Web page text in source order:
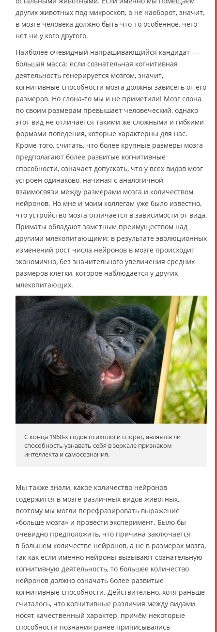
других животных под микроскоп, а не наоборот, значит,
в мозге человека должно быть что-то особенное, чего
нет ни у кого другого.
Наиболее очевидный напрашивающийся кандидат —
большая масса: если сознательная когнитивная
деятельность генерируется мозгом, значит,
когнитивные способности мозга должны зависеть от его
размеров. Но слона-то мы и не приметили! Мозг слона
по своим размерам превышает человеческий, однако
этот вид не отличается такими же сложными и гибкими
формами поведения, которые характерны для нас.
Кроме того, считать, что более крупные размеры мозга
предполагают более развитые когнитивные
способности, означает допускать, что у всех видов мозг
устроен одинаково, начиная с аналогичной
взаимосвязи между размерами мозга и количеством
нейронов. Но мне и моим коллегам уже было известно,
что устройство мозга отличается в зависимости от вида.
Приматы обладают заметным преимуществом над
другими млекопитающими: в результате эволюционных
изменений рост числа нейронов в мозге происходит
экономично, без значительного увеличения средних
размеров клетки, которое наблюдается у других
млекопитающих.
С конца 1960-х годов психологи спорят, является ли
способность узнавать себя в зеркале признаком
интеллекта и самосознания.
Мы также знали, какое количество нейронов
содержится в мозге различных видов животных,
поэтому мы могли перефразировать выражение
«больше мозга» и провести эксперимент. Было бы
очевидно предположить, что причина заключается
в большем количестве нейронов, а не в размерах мозга,
так как если именно нейроны вызывают сознательную
когнитивную деятельность, то большее количество
нейронов должно означать более развитые
когнитивные способности. Действительно, хотя раньше
считалось, что когнитивные различия между видами
носят качественный характер, причём некоторые
способности познания ранее приписывались